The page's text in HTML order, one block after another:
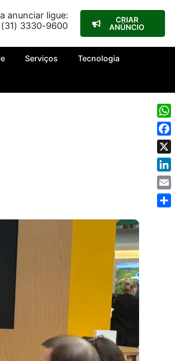
anunciar ligue:
(31) 3330-9600
CRIAR
ANÚNCIO
Serviços Tecnologia
X